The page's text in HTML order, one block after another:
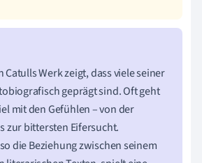
Catulls Werk zeigt, dass viele seiner
geprägt sind. Oft geht
mit den Gefühlen – von der
zur bittersten Eifersucht.
die Beziehung zwischen seinem